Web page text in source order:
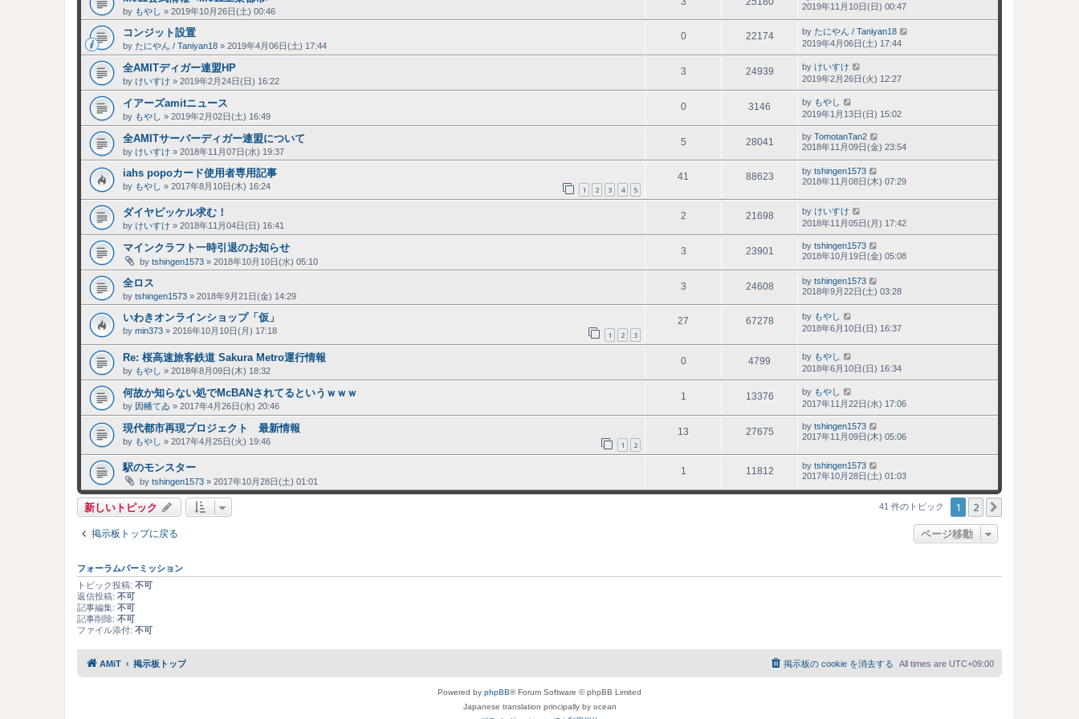
by もやし » 2019年10月26日(土) 00:46
2019年11月10日(日) 00:47
コンジット設置
by たにやん / Taniyan18 » 2019年4月06日(土) 17:44
0 22174 by たにやん / Taniyan18
2019年4月06日(土) 17:44
全AMITディガー連盟HP
by けいすけ » 2019年2月24日(日) 16:22
3 24939 by けいすけ
2019年2月26日(火) 12:27
イアーズamitニュース
by もやし » 2019年2月02日(土) 16:49
0 3146 by もやし
2019年1月13日(日) 15:02
全AMITサーバーディガー連盟について
by けいすけ » 2018年11月07日(水) 19:37
5 28041 by TomotanTan2
2018年11月09日(金) 23:54
iahs popoカード使用者専用記事
by もやし » 2017年8月10日(木) 16:24 1 2 3 4 5
41 88623 by tshingen1573
2018年11月08日(木) 07:29
ダイヤピッケル求む！
by けいすけ » 2018年11月04日(日) 16:41
2 21698 by けいすけ
2018年11月05日(月) 17:42
マインクラフト一時引退のお知らせ
by tshingen1573 » 2018年10月10日(水) 05:10
3 23901 by tshingen1573
2018年10月19日(金) 05:08
全ロス
by tshingen1573 » 2018年9月21日(金) 14:29
3 24608 by tshingen1573
2018年9月22日(土) 03:28
いわきオンラインショップ「仮」
by min373 » 2016年10月10日(月) 17:18 1 2 3
27 67278 by もやし
2018年6月10日(日) 16:37
Re: 桜高速旅客鉄道 Sakura Metro運行情報
by もやし » 2018年8月09日(木) 18:32
0 4799 by もやし
2018年6月10日(日) 16:34
何故か知らない処でMcBANされてるというｗｗｗ
by 因幡てゐ » 2017年4月26日(水) 20:46
1 13376 by もやし
2017年11月22日(水) 17:06
現代都市再現プロジェクト 最新情報
by もやし » 2017年4月25日(火) 19:46 1 2
13 27675 by tshingen1573
2017年11月09日(木) 05:06
駅のモンスター
by tshingen1573 » 2017年10月28日(土) 01:01
1 11812 by tshingen1573
2017年10月28日(土) 01:03
新しいトピック 41 件のトピック 1 2
掲示板トップに戻る ページ移動
フォーラムパーミッション
トピック投稿: 不可
返信投稿: 不可
記事編集: 不可
記事削除: 不可
ファイル添付: 不可
AMiT 掲示板トップ All times are UTC+09:00
掲示板の cookie を消去する
Powered by phpBB® Forum Software © phpBB Limited
Japanese translation principally by ocean